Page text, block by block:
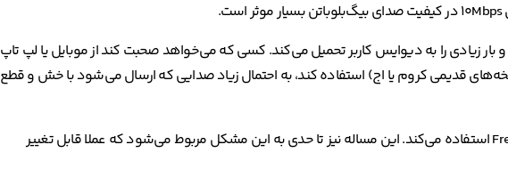
بار زیادی را به دیوایس کاربر تحمیل می‌کند. کسی که می‌خواهد صحبت کند از موبایل یا لپ تاپ
قدیمی کروم یا اج) استفاده کند، به احتمال زیاد صدایی که ارسال می‌شود با خش و قطع
بیگ‌بلوباتن برای صدای خود از FreeSwitch استفاده می‌کند. این مساله نیز تا حدی به این مشکل مربوط می‌شود که عملا قابل تغییر